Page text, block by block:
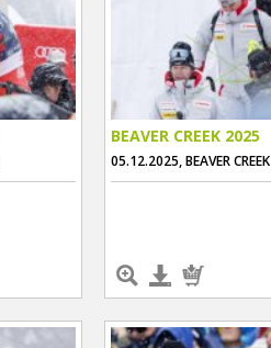
BEAVER CREEK 2025
05.12.2025, BEAVER CREEK